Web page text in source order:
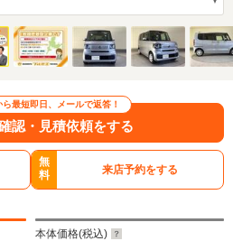
ら最短即日、メールで返答！
認・見積依頼をする
無
料
来店予約をする
本体価格(税込)